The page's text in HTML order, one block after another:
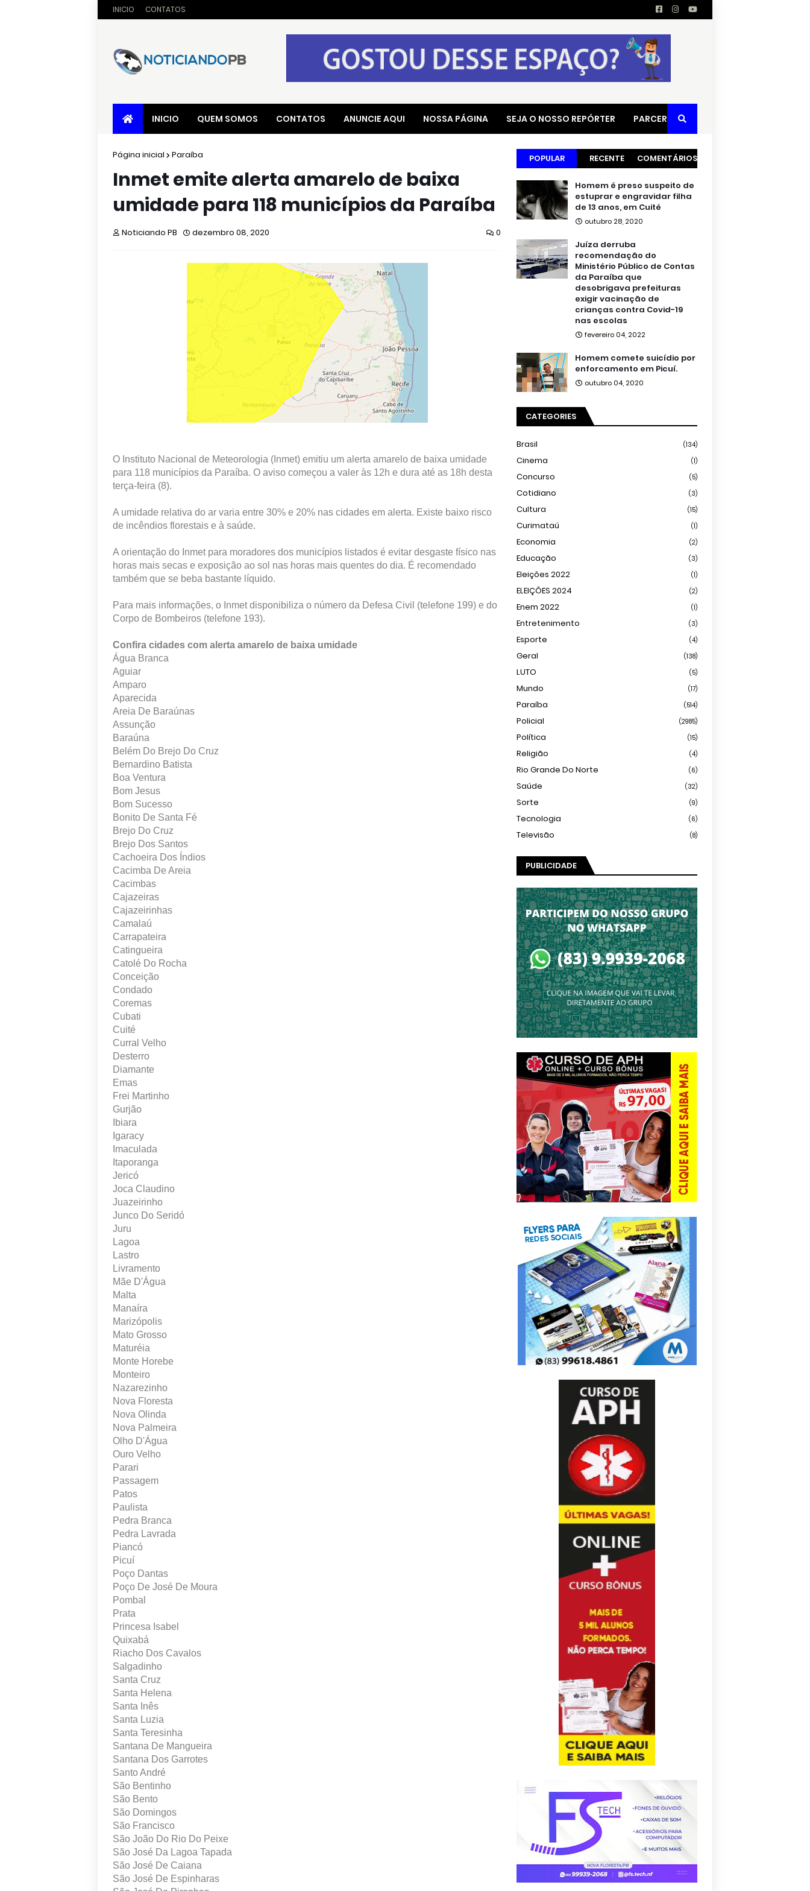
INICIO CONTATOS
INICIO QUEM SOMOS CONTATOS ANUNCIE AQUI NOSSA PÁGINA SEJA O NOSSO REPÓRTER PARCERIAS
Página inicial Paraíba
Inmet emite alerta amarelo de baixa
umidade para 118 municípios da Paraíba
Noticiando PB dezembro 08, 2020 0
O Instituto Nacional de Meteorologia (Inmet) emitiu um alerta amarelo de baixa umidade
para 118 municípios da Paraíba. O aviso começou a valer às 12h e dura até as 18h desta
terça-feira (8).
A umidade relativa do ar varia entre 30% e 20% nas cidades em alerta. Existe baixo risco
de incêndios florestais e à saúde.
A orientação do Inmet para moradores dos municípios listados é evitar desgaste físico nas
horas mais secas e exposição ao sol nas horas mais quentes do dia. É recomendado
também que se beba bastante líquido.
Para mais informações, o Inmet disponibiliza o número da Defesa Civil (telefone 199) e do
Corpo de Bombeiros (telefone 193).
Confira cidades com alerta amarelo de baixa umidade
Água Branca
Aguiar
Amparo
Aparecida
Areia De Baraúnas
Assunção
Baraúna
Belém Do Brejo Do Cruz
Bernardino Batista
Boa Ventura
Bom Jesus
Bom Sucesso
Bonito De Santa Fé
Brejo Do Cruz
Brejo Dos Santos
Cachoeira Dos Índios
Cacimba De Areia
Cacimbas
Cajazeiras
Cajazeirinhas
Camalaú
Carrapateira
Catingueira
Catolé Do Rocha
Conceição
Condado
Coremas
Cubati
Cuité
Curral Velho
Desterro
Diamante
Emas
Frei Martinho
Gurjão
Ibiara
Igaracy
Imaculada
Itaporanga
Jericó
Joca Claudino
Juazeirinho
Junco Do Seridó
Juru
Lagoa
Lastro
Livramento
Mãe D'Água
Malta
Manaíra
Marizópolis
Mato Grosso
Maturéia
Monte Horebe
Monteiro
Nazarezinho
Nova Floresta
Nova Olinda
Nova Palmeira
Olho D'Água
Ouro Velho
Parari
Passagem
Patos
Paulista
Pedra Branca
Pedra Lavrada
Piancó
Picuí
Poço Dantas
Poço De José De Moura
Pombal
Prata
Princesa Isabel
Quixabá
Riacho Dos Cavalos
Salgadinho
Santa Cruz
Santa Helena
Santa Inês
Santa Luzia
Santa Teresinha
Santana De Mangueira
Santana Dos Garrotes
Santo André
São Bentinho
São Bento
São Domingos
São Francisco
São João Do Rio Do Peixe
São José Da Lagoa Tapada
São José De Caiana
São José De Espinharas
POPULAR RECENTE COMENTÁRIOS
Homem é preso suspeito de
estuprar e engravidar filha
de 13 anos, em Cuité
outubro 28, 2020
Juíza derruba
recomendação do
Ministério Público de Contas
da Paraíba que
desobrigava prefeituras
exigir vacinação de
crianças contra Covid-19
nas escolas
fevereiro 04, 2022
Homem comete suicídio por
enforcamento em Picuí.
outubro 04, 2020
CATEGORIES
Brasil (134)
Cinema (1)
Concurso (5)
Cotidiano (3)
Cultura (15)
Curimataú (1)
Economia (2)
Educação (3)
Eleições 2022 (1)
ELEIÇÕES 2024 (2)
Enem 2022 (1)
Entretenimento (3)
Esporte (4)
Geral (138)
LUTO (5)
Mundo (17)
Paraíba (514)
Policial (2985)
Política (15)
Religião (4)
Rio Grande Do Norte (6)
Saúde (32)
Sorte (9)
Tecnologia (6)
Televisão (8)
PUBLICIDADE